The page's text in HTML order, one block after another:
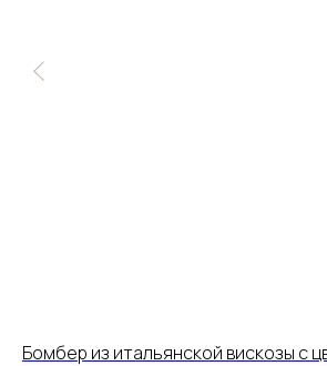
Бомбер из итальянской вискозы с